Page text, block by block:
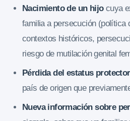
Nacimiento de un hijocuya
familia a persecución (política
contextos históricos,
riesgo de mutilación genital
Pérdida del estatus
país de origen que
Nueva información sobre